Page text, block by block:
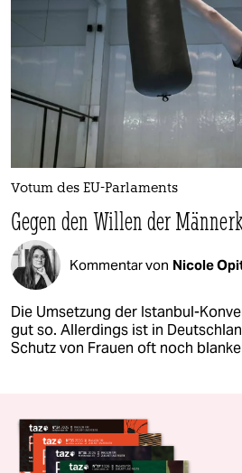
Votum des EU-Parlaments
Gegen den Willen der
Kommentar von Nicole
Die Umsetzung der Istanbul-
gut so. Allerdings ist in
Schutz von Frauen oft noch